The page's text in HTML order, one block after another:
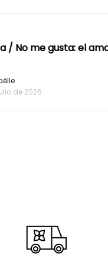
/ No me gusta: el
de 2026